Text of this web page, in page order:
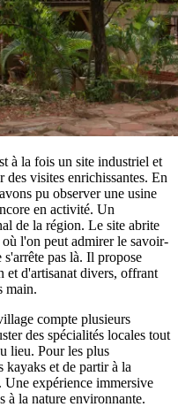
à la fois un site industriel et
visites enrichissantes. En
pu observer une usine
en activité. Un
de la région. Le site abrite
l'on peut admirer le savoir-
pas là. Il propose
et d'artisanat divers, offrant
main.
compte plusieurs
des spécialités locales tout
lieu. Pour les plus
kayaks et de partir à la
Une expérience immersive
à la nature environnante.